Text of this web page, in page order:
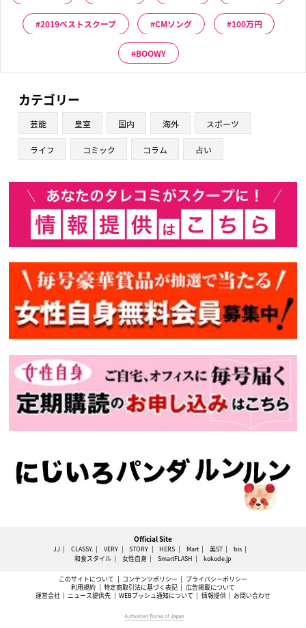
2019ベストスクープ CMソング 100万円
BOOWY
カテゴリー
芸能 皇室 国内 海外 スポーツ
ライフ コミック コラム 占い
Official Site
JJ CLASSY. VERY STORY HERS Mart 美ST
bis
和食スタイル
女性自身 SmartFLASH kokode.jp
このサイトについて コンテンツポリシー
プライバシーポリシー
利用規約
特定商取引法に基づく表記
広告掲載について
運営会社
ニュース提供先 WEBプッシュ通知について 情報提供 お問い合わせ